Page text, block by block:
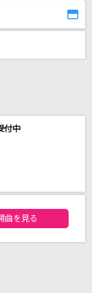
付中
ング
曲を見る